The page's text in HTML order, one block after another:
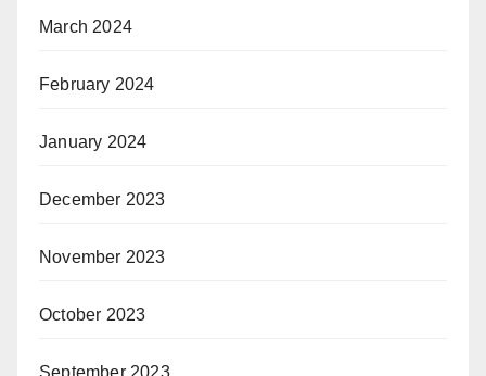
March 2024
February 2024
January 2024
December 2023
November 2023
October 2023
September 2023